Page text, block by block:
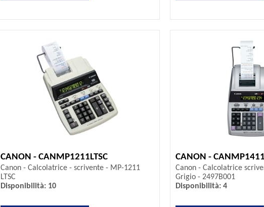
CANON - CANMP1211LTSC
Canon - Calcolatrice - scrivente - MP-1211
LTSC
Disponibilità: 10
CANON - CANMP1411
Canon - Calcolatrice
Grigio - 2497B001
Disponibilità: 4